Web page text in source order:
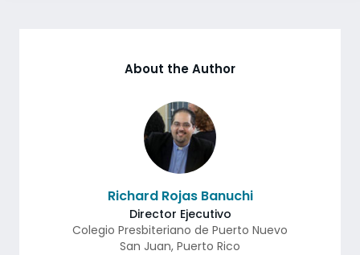
About the Author
Richard Rojas Banuchi
Director Ejecutivo
Colegio Presbiteriano de Puerto Nuevo
San Juan, Puerto Rico